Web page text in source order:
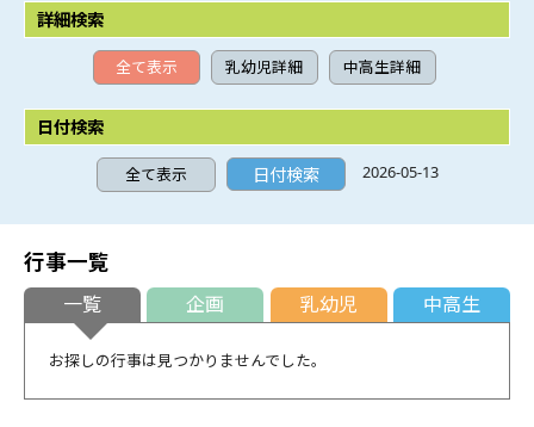
詳細検索
全て表示 乳幼児詳細 中高生詳細
日付検索
全て表示 2026-05-13
行事一覧
一覧 企画 乳幼児 中高生
お探しの行事は見つかりませんでした。